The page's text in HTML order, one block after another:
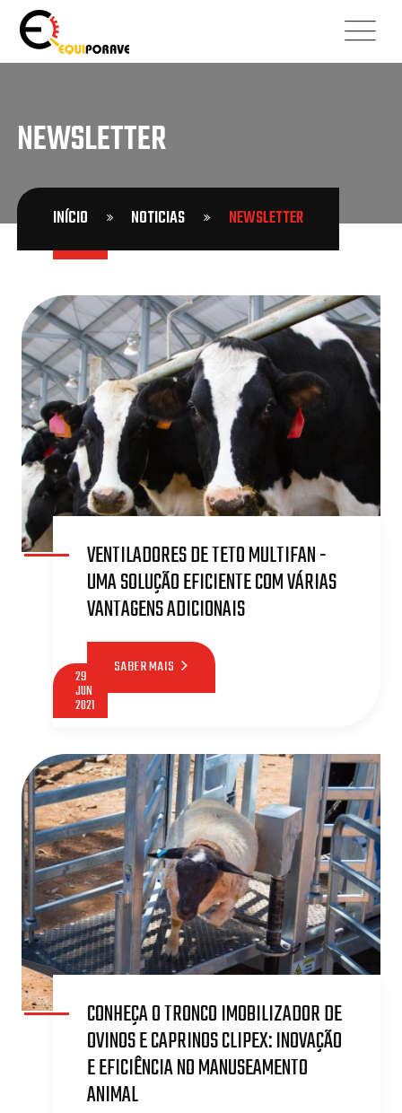
NEWSLETTER
INÍCIO NOTICIAS NEWSLETTER
29
2021
VENTILADORES DE TETO MULTIFAN -
UMA SOLUÇÃO EFICIENTE COM VÁRIAS
VANTAGENS ADICIONAIS
SABER MAIS
29
JUN
2021
CONHEÇA O TRONCO IMOBILIZADOR DE
OVINOS E CAPRINOS CLIPEX: INOVAÇÃO
E EFICIÊNCIA NO MANUSEAMENTO
ANIMAL